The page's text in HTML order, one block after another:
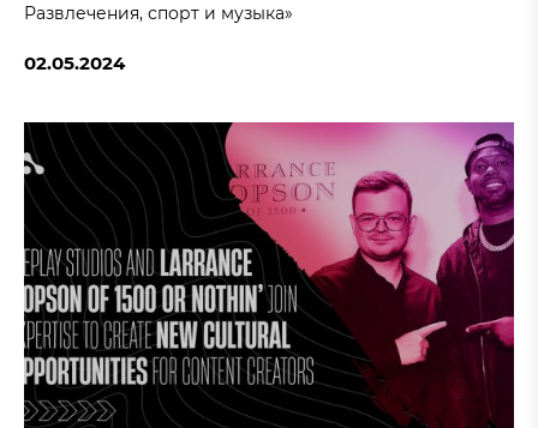
Развлечения, спорт и музыка»
02.05.2024